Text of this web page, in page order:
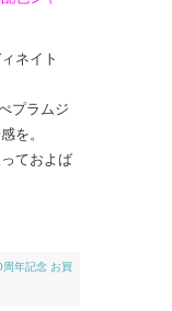
ネイト
プラムジ
を。
ておよば
年記念 お買